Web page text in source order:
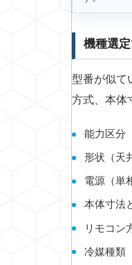
機種選
型番が似て
方式、本体
能力区分
形状（天
電源（単
本体寸法
リモコン
冷媒種類